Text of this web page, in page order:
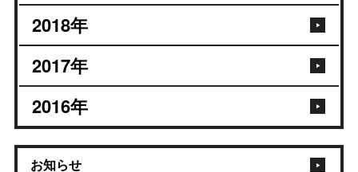
2018年
2017年
2016年
お知らせ